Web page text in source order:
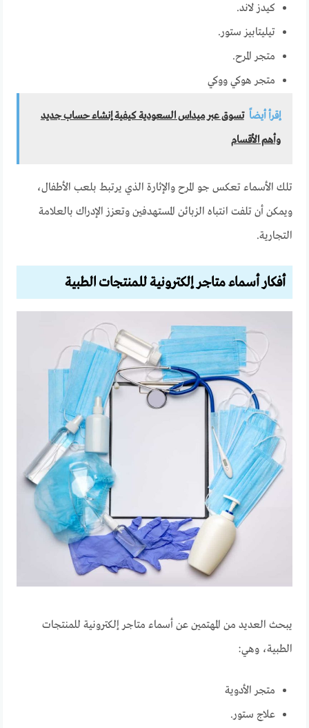
كيدز لاند.
تيليتابيز ستور.
متجر المرح.
متجر هوكي ووكي
إقرأ أيضاً تسوق عبر ميداس السعودية كيفية إنشاء حساب جديد
وأهم الأقسام
تلك الأسماء تعكس جو المرح والإثارة الذي يرتبط بلعب الأطفال،
ويمكن أن تلفت انتباه الزبائن المستهدفين وتعزز الإدراك بالعلامة
التجارية.
أفكار أسماء متاجر إلكترونية للمنتجات الطبية
يبحث العديد من المهتمين عن أسماء متاجر إلكترونية للمنتجات
الطبية، وهي:
متجر الأدوية
علاج ستور.